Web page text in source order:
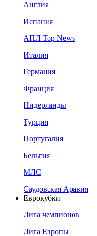
Англия
Испания
АПЛ Top News
Италия
Германия
Франция
Нидерланды
Турция
Португалия
Бельгия
МЛС
Саудовская Аравия
Еврокубки
Лига чемпионов
Лига Европы